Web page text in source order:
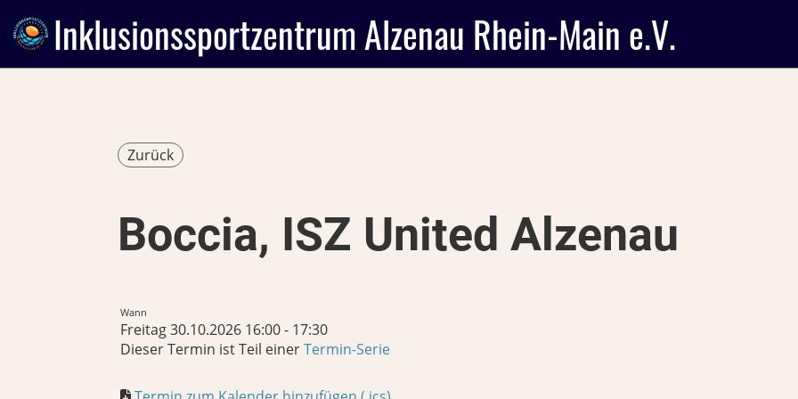
Inklusionssportzentrum Alzenau Rhein-Main e.V.
Zurück
Boccia, ISZ United Alzenau
Wann
Freitag 30.10.2026 16:00 - 17:30
Dieser Termin ist Teil einerTermin-Serie